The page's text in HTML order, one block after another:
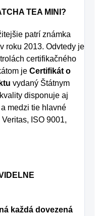
TEA MINI?
patrí známka
roku 2013. Odvtedy je
certifikačného
je Certifikát o
vydaný Štátnym
disponuje aj
medzi tie hlavné
ISO 9001,
každá dovezená